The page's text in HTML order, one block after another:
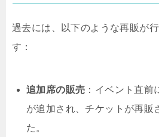
過去には、以下のような再販が
す：
追加席の販売 ： イベント直前
が追加され、チケットが再販
た。